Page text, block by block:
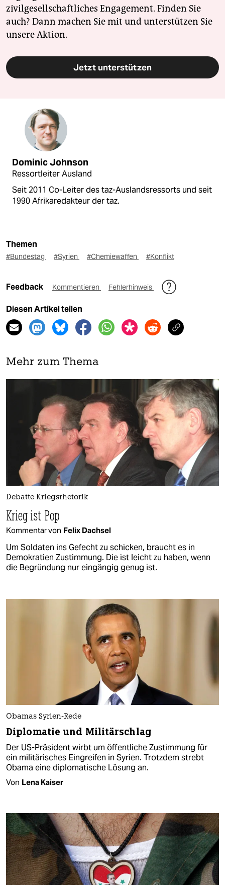
zivilgesellschaftliches Engagement. Finden Sie
auch? Dann machen Sie mit und unterstützen Sie
unsere Aktion.
Jetzt unterstützen
Dominic Johnson
Ressortleiter Ausland
Seit 2011 Co-Leiter des taz-Auslandsressorts und seit
1990 Afrikaredakteur der taz.
Themen
#Bundestag #Syrien #Chemiewaffen #Konflikt
Feedback Kommentieren Fehlerhinweis
Diesen Artikel teilen
Mehr zum Thema
Debatte Kriegsrhetorik
Krieg ist Pop
Kommentar von Felix Dachsel
Um Soldaten ins Gefecht zu schicken, braucht es in
Demokratien Zustimmung. Die ist leicht zu haben, wenn
die Begründung nur eingängig genug ist.
Obamas Syrien-Rede
Diplomatie und Militärschlag
Der US-Präsident wirbt um öffentliche Zustimmung für
ein militärisches Eingreifen in Syrien. Trotzdem strebt
Obama eine diplomatische Lösung an.
Von Lena Kaiser